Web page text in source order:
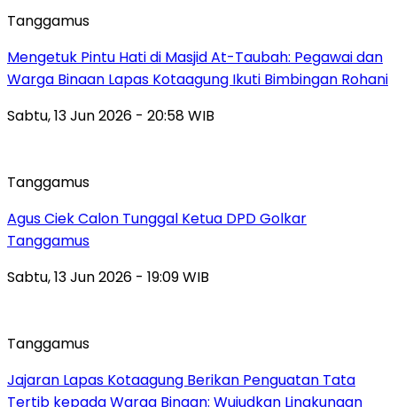
Tanggamus
Mengetuk Pintu Hati di Masjid At-Taubah: Pegawai dan
Warga Binaan Lapas Kotaagung Ikuti Bimbingan Rohani
Sabtu, 13 Jun 2026 - 20:58 WIB
Tanggamus
Agus Ciek Calon Tunggal Ketua DPD Golkar
Tanggamus
Sabtu, 13 Jun 2026 - 19:09 WIB
Tanggamus
Jajaran Lapas Kotaagung Berikan Penguatan Tata
Tertib kepada Warga Binaan: Wujudkan Lingkungan